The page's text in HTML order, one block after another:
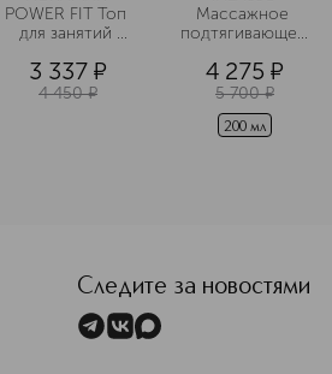
POWER FIT Топ
для занятий
серый размер
L/XL
3 337 ¤
4 450 ¤
Массажное
подтягивающее
масло для тела
4 275 ¤
5 700 ¤
200 мл
Следите за новостями